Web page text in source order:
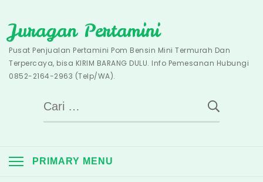
to
content
Juragan Pertamini
Pusat Penjualan Pertamini Pom Bensin Mini Termurah Dan
Terpercaya, bisa KIRIM BARANG DULU. Info Pemesanan Hubungi
0852-2164-2963 (Telp/WA).
Cari
untuk:
PRIMARY MENU